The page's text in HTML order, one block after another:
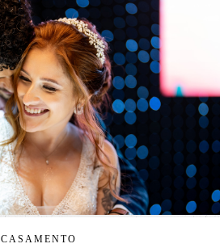
CASAMENTO